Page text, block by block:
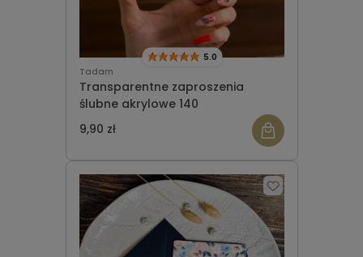
Tadam
Transparentne zaproszenia
ślubne akrylowe 140
5.0
9,90 zł